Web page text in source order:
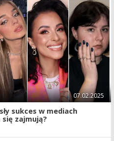
07.02.2025
sukces w mediach
się zajmują?